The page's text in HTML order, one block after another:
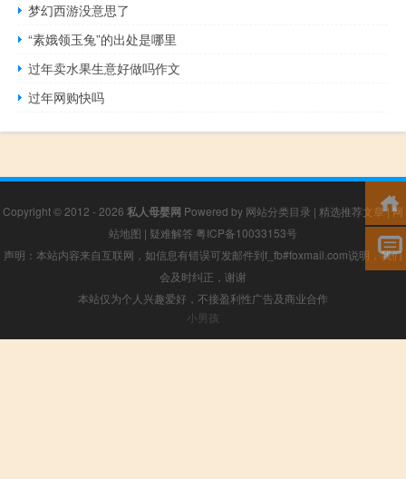
梦幻西游没意思了
“素娥领玉兔”的出处是哪里
过年卖水果生意好做吗作文
过年网购快吗
Copyright © 2012 - 2026 私人母婴网 Powered by 网站分类目录 | 精选推荐文章|网
站地图 | 疑难解答 粤ICP备10033153号
声明：本站内容来自互联网，如信息有错误可发邮件到f_fb#foxmail.com说明，我们
会及时纠正，谢谢
本站仅为个人兴趣爱好，不接盈利性广告及商业合作
小男孩